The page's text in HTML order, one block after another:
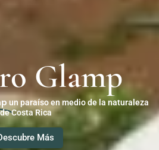
Glamp
un paraíso en medio de la naturaleza
de Costa Rica
Más